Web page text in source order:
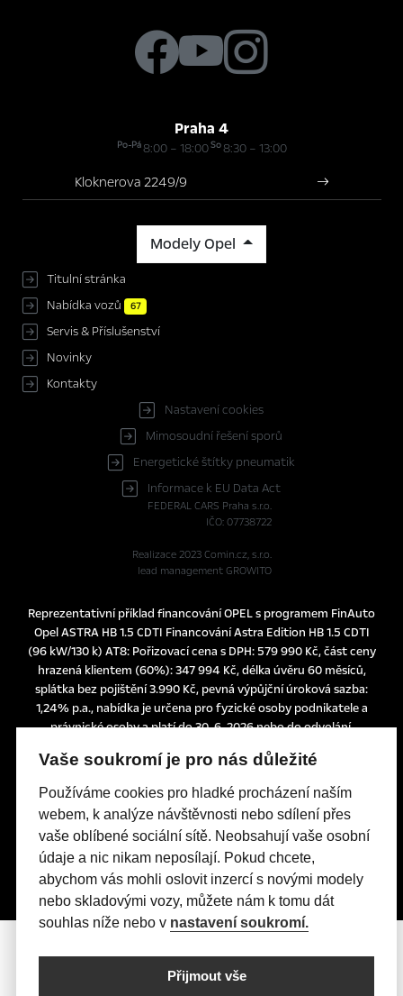
Praha 4
Po-Pá8:00 – 18:00So8:30 – 13:00
Kloknerova 2249/9
Modely Opel
Titulní stránka
Nabídka vozů
67
Servis & Příslušenství
Novinky
Kontakty
Nastavení cookies
Mimosoudní řešení sporů
Energetické štítky pneumatik
Informace k EU Data Act
FEDERAL CARS Praha s.r.o.
IČO: 07738722
Realizace 2023 Comin.cz, s.r.o.
lead management GROWITO
Reprezentativní příklad financování OPEL s programem FinAuto
Opel ASTRA HB 1.5 CDTI Financování Astra Edition HB 1.5 CDTI
(96 kW/130 k) AT8: Pořizovací cena s DPH: 579 990 Kč, část ceny
hrazená klientem (60%): 347 994 Kč, délka úvěru 60 měsíců,
splátka bez pojištění 3.990 Kč, pevná výpůjční úroková sazba:
1,24% p.a., nabídka je určena pro fyzické osoby podnikatele a
právnické osoby a platí do 30. 6. 2026 nebo do odvolání.
smlouvy a nelze z ní proto dovozovat povinnost společnosti
uskutečnit jakékoliv transakce.
Poskytovatelem financování je UniCredit Leasing CZ, a.s.,
Želetavská 1525/1, 140 10 Praha 4, IČO: 15886492
Vaše soukromí je pro nás důležité
Používáme cookies pro hladké procházení naším
webem, k analýze návštěvnosti nebo sdílení přes
vaše oblíbené sociální sítě. Neobsahují vaše osobní
údaje a nic nikam neposílají. Pokud chcete,
abychom vás mohli oslovit inzercí s novými modely
nebo skladovými vozy, můžete nám k tomu dát
souhlas níže nebo v nastavení soukromí.
Přijmout vše